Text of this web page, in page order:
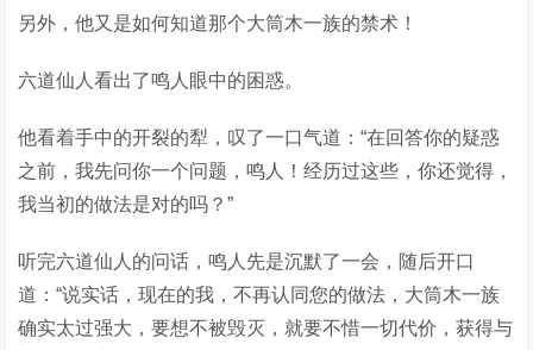
另外，他又是如何知道那个大筒木一族的禁术！
六道仙人看出了鸣人眼中的困惑。
他看着手中的开裂的犁，叹了一口气道：“在回答你的疑惑
之前，我先问你一个问题，鸣人！经历过这些，你还觉得，
我当初的做法是对的吗？”
听完六道仙人的问话，鸣人先是沉默了一会，随后开口
道：“说实话，现在的我，不再认同您的做法，大筒木一族
确实太过强大，要想不被毁灭，就要不惜一切代价，获得与